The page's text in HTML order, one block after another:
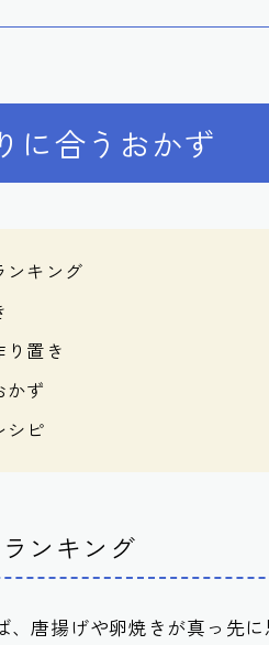
に合うおかず
ンキング
り置き
かず
シピ
ンキング
、唐揚げや卵焼きが真っ先